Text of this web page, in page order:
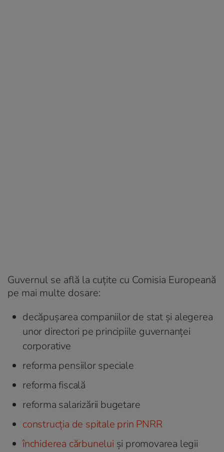
Guvernul se află la cuțite cu Comisia Europeană
pe mai multe dosare:
decăpușarea companiilor de stat și alegerea
unor directori pe principiile guvernanței
corporative
reforma pensiilor speciale
reforma fiscală
reforma salarizării bugetare
construcția de spitale prin PNRR
închiderea cărbunelui și promovarea legii